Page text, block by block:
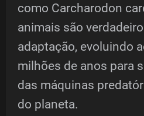
como Carcharodon
animais são
adaptação, evoluindo
milhões de anos para
das máquinas
do planeta.